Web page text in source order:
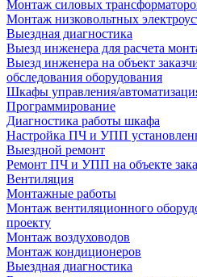
Монтаж силовых
Монтаж низковольтных
Выездная диагностика
Выезд инженера для расчета
Выезд инженера на объект
обследования оборудования
Шкафы управления/
Программирование
Диагностика работы шкафа
Настройка ПЧ и УПП
Выездной ремонт
Ремонт ПЧ и УПП на объекте
Вентиляция
Монтажные работы
Монтаж вентиляционного
проекту
Монтаж воздуховодов
Монтаж кондиционеров
Выездная диагностика